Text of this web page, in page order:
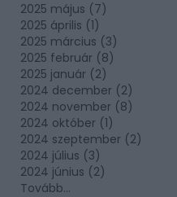
2025 május (7)
2025 április (1)
2025 március (3)
2025 február (8)
2025 január (2)
2024 december (2)
2024 november (8)
2024 október (1)
2024 szeptember (2)
2024 július (3)
2024 június (2)
Tovább...